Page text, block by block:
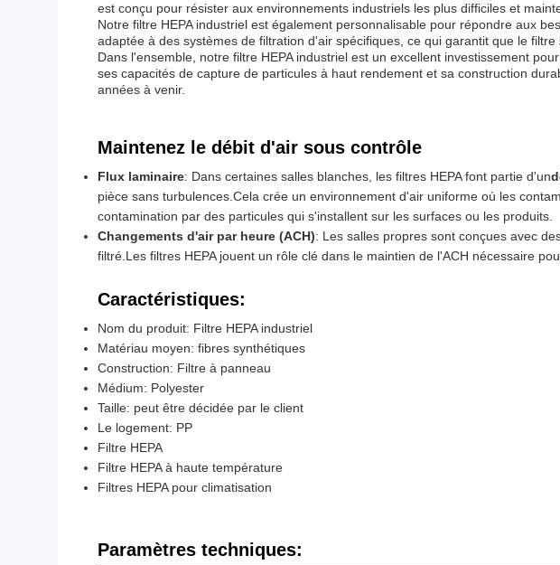
est conçu pour résister aux environnements industriels les plus difficiles et
Notre filtre HEPA industriel est également personnalisable pour répondre aux
adaptée à des systèmes de filtration d'air spécifiques, ce qui garantit que le
Dans l'ensemble, notre filtre HEPA industriel est un excellent investissement
ses capacités de capture de particules à haut rendement et sa construction
années à venir.
Maintenez le débit d'air sous contrôle
Flux laminaire: Dans certaines salles blanches, les filtres HEPA font partie d'un
pièce sans turbulences.Cela crée un environnement d'air uniforme où les
contamination par des particules qui s'installent sur les surfaces ou les produits.
Changements d'air par heure (ACH): Les salles propres sont conçues avec
filtré.Les filtres HEPA jouent un rôle clé dans le maintien de l'ACH nécessaire
Caractéristiques:
Nom du produit: Filtre HEPA industriel
Matériau moyen: fibres synthétiques
Construction: Filtre à panneau
Médium: Polyester
Taille: peut être décidée par le client
Le logement: PP
Filtre HEPA
Filtre HEPA à haute température
Filtres HEPA pour climatisation
Paramètres techniques: